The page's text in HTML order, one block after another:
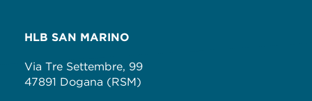
HLB SAN MARINO
Via Tre Settembre, 99
47891 Dogana (RSM)